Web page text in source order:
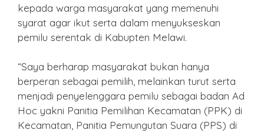
kepada warga masyarakat yang memenuhi
syarat agar ikut serta dalam menyukseskan
pemilu serentak di Kabupten Melawi.
“Saya berharap masyarakat bukan hanya
berperan sebagai pemilih, melainkan turut serta
menjadi penyelenggara pemilu sebagai badan Ad
Hoc yakni Panitia Pemilihan Kecamatan (PPK) di
Kecamatan, Panitia Pemungutan Suara (PPS) di